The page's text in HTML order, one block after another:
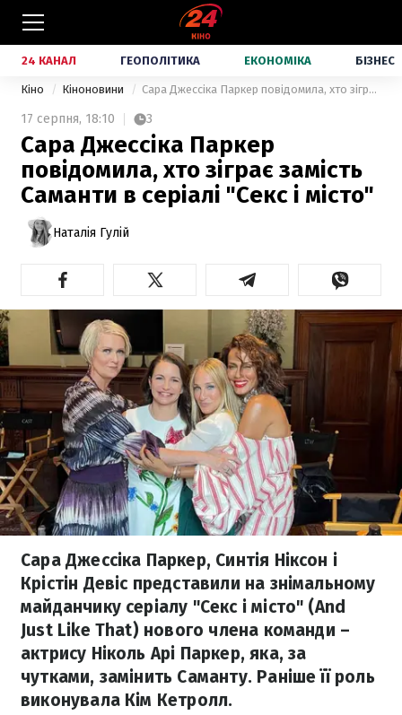
24 КАНАЛ ГЕОПОЛІТИКА ЕКОНОМІКА БІЗНЕС
Кіно Кіноновини Сара Джессіка Паркер повідомила, хто зіграє замість Саманти в серіалі "Секс і місто"
17 серпня, 18:10 3
Сара Джессіка Паркер
повідомила, хто зіграє замість
Саманти в серіалі "Секс і місто"
Наталія Гулій
Сара Джессіка Паркер, Синтія Ніксон і
Крістін Девіс представили на знімальному
майданчику серіалу "Секс і місто" (And
Just Like That) нового члена команди –
актрису Ніколь Арі Паркер, яка, за
чутками, замінить Саманту. Раніше її роль
виконувала Кім Кетролл.